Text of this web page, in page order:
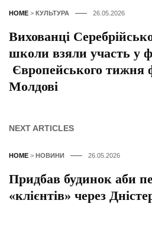
HOME > КУЛЬТУРА 26.05.2026
Вихованці
школи взяли участь у
Європейського тижня
Молдові
NEXT ARTICLES
HOME > НОВИНИ 26.05.2026
Придбав будинок аби
«клієнтів» через